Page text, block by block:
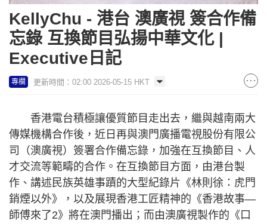
KellyChu - 港台 澳廣視 簽合作備
忘錄 互換節目弘揚中華文化 |
Executive日記
專欄 更新時間：02:00 2026-05-15 HKT
香港電台積極讓優質節目走出去，繼與越南兩大
傳媒機構合作後，近日再與澳門廣播電視股份有限公
司（澳廣視）簽署合作備忘錄，加強在互換節目、人
才交流等範疇的合作。在互換節目方面，由港台製
作、講述民族英雄事蹟的大型紀錄片《林則徐：虎門
銷煙以外》，以及展現香港工匠精神的《香港故事—
師傅來了2》將在澳門播出；而由澳廣視製作的《口